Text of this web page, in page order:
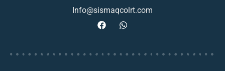
Info@sismaqcolrt.com